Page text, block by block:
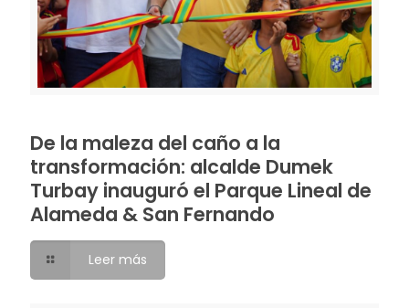
De la maleza del caño a la
transformación: alcalde Dumek
Turbay inauguró el Parque Lineal de
Alameda & San Fernando
Leer más